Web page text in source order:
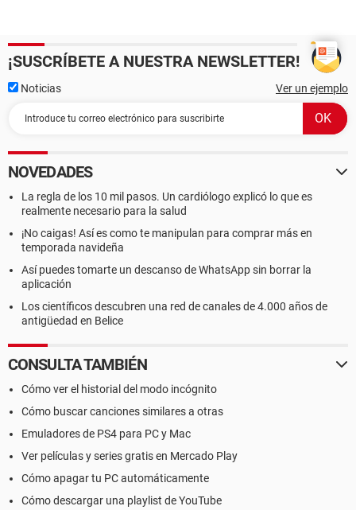
¡SUSCRÍBETE A NUESTRA NEWSLETTER!
Noticias Ver un ejemplo
NOVEDADES
La regla de los 10 mil pasos. Un cardiólogo explicó lo que es
realmente necesario para la salud
¡No caigas! Así es como te manipulan para comprar más en
temporada navideña
Así puedes tomarte un descanso de WhatsApp sin borrar la
aplicación
Los científicos descubren una red de canales de 4.000 años de
antigüedad en Belice
CONSULTA TAMBIÉN
Cómo ver el historial del modo incógnito
Cómo buscar canciones similares a otras
Emuladores de PS4 para PC y Mac
Ver películas y series gratis en Mercado Play
Cómo apagar tu PC automáticamente
Cómo descargar una playlist de YouTube